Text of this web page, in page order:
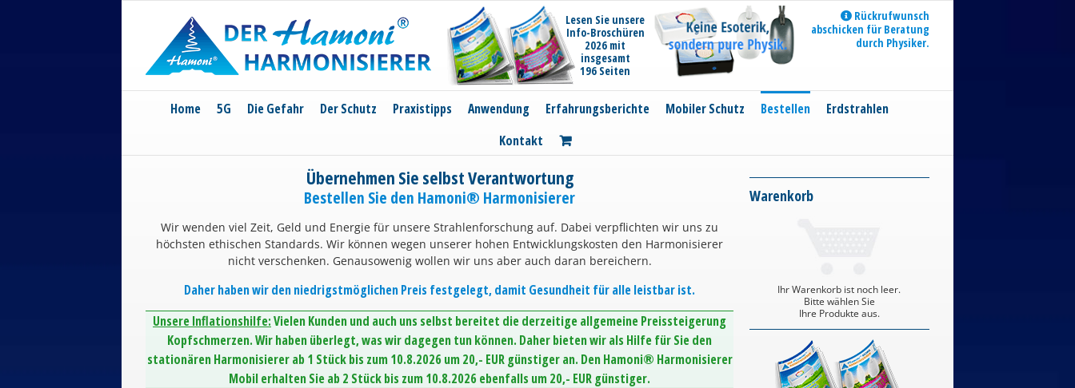
Lesen Sie unsere
Info-Broschüren
2026 mit
insgesamt
196 Seiten
Rückrufwunsch
abschicken für Beratung
durch Physiker.
Home 5G Die Gefahr Der Schutz Praxistipps Anwendung Erfahrungsberichte Mobiler Schutz Bestellen
Erdstrahlen
Kontakt
Übernehmen Sie selbst Verantwortung
Bestellen Sie den Hamoni® Harmonisierer
Wir wenden viel Zeit, Geld und Energie für unsere Strahlenforschung auf. Dabei verpflichten wir uns zu
höchsten ethischen Standards. Wir können wegen unserer hohen Entwicklungskosten den Harmonisierer
nicht verschenken. Genausowenig wollen wir uns aber auch daran bereichern.
Daher haben wir den niedrigstmöglichen Preis festgelegt, damit Gesundheit für alle leistbar ist.
Unsere Inflationshilfe:Vielen Kunden und auch uns selbst bereitet die derzeitige allgemeine Preissteigerung
Kopfschmerzen. Wir haben überlegt, was wir dagegen tun können. Daher bieten wir als Hilfe für Sie den
stationären Harmonisierer ab 1 Stück bis zum 10.8.2026 um 20,- EUR günstiger an. Den Hamoni® Harmonisierer
Mobil erhalten Sie ab 2 Stück bis zum 10.8.2026 ebenfalls um 20,- EUR günstiger.
Warenkorb
Ihr Warenkorb ist noch leer.
Bitte wählen Sie
Ihre Produkte aus.